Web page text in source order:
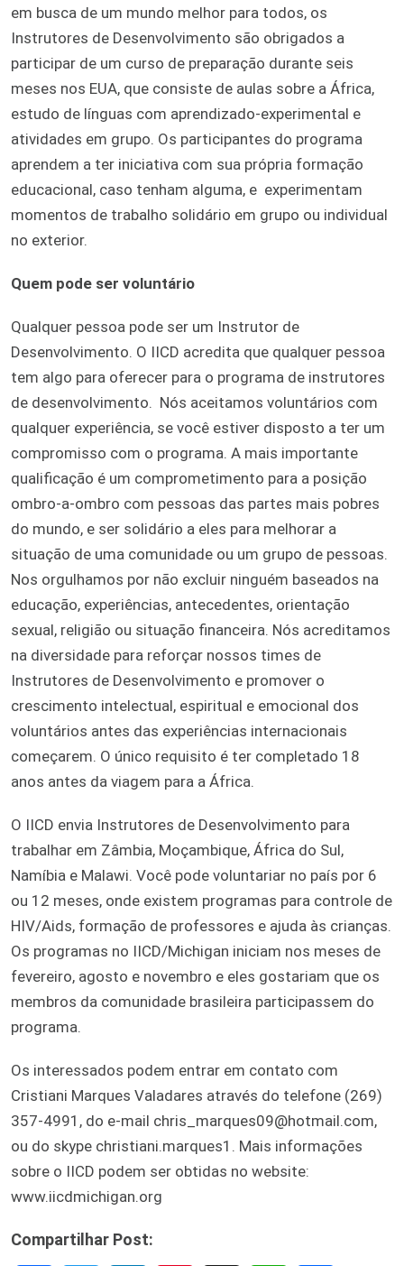
em busca de um mundo melhor para todos, os
Instrutores de Desenvolvimento são obrigados a
participar de um curso de preparação durante seis
meses nos EUA, que consiste de aulas sobre a África,
estudo de línguas com aprendizado-experimental e
atividades em grupo. Os participantes do programa
aprendem a ter iniciativa com sua própria formação
educacional, caso tenham alguma, e experimentam
momentos de trabalho solidário em grupo ou individual
no exterior.
Quem pode ser voluntário
Qualquer pessoa pode ser um Instrutor de
Desenvolvimento. O IICD acredita que qualquer pessoa
tem algo para oferecer para o programa de instrutores
de desenvolvimento. Nós aceitamos voluntários com
qualquer experiência, se você estiver disposto a ter um
compromisso com o programa. A mais importante
qualificação é um comprometimento para a posição
ombro-a-ombro com pessoas das partes mais pobres
do mundo, e ser solidário a eles para melhorar a
situação de uma comunidade ou um grupo de pessoas.
Nos orgulhamos por não excluir ninguém baseados na
educação, experiências, antecedentes, orientação
sexual, religião ou situação financeira. Nós acreditamos
na diversidade para reforçar nossos times de
Instrutores de Desenvolvimento e promover o
crescimento intelectual, espiritual e emocional dos
voluntários antes das experiências internacionais
começarem. O único requisito é ter completado 18
anos antes da viagem para a África.
O IICD envia Instrutores de Desenvolvimento para
trabalhar em Zâmbia, Moçambique, África do Sul,
Namíbia e Malawi. Você pode voluntariar no país por 6
ou 12 meses, onde existem programas para controle de
HIV/Aids, formação de professores e ajuda às crianças.
Os programas no IICD/Michigan iniciam nos meses de
fevereiro, agosto e novembro e eles gostariam que os
membros da comunidade brasileira participassem do
programa.
Os interessados podem entrar em contato com
Cristiani Marques Valadares através do telefone (269)
357-4991, do e-mail chris_marques09@hotmail.com,
ou do skype christiani.marques1. Mais informações
sobre o IICD podem ser obtidas no website:
www.iicdmichigan.org
Compartilhar Post: